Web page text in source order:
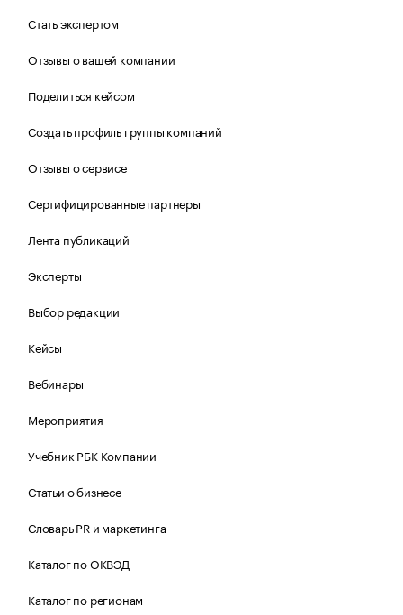
Стать экспертом
Отзывы о вашей компании
Поделиться кейсом
Создать профиль группы компаний
Отзывы о сервисе
Сертифицированные партнеры
Лента публикаций
Эксперты
Выбор редакции
Кейсы
Вебинары
Мероприятия
Учебник РБК Компании
Статьи о бизнесе
Словарь PR и маркетинга
Каталог по ОКВЭД
Каталог по регионам